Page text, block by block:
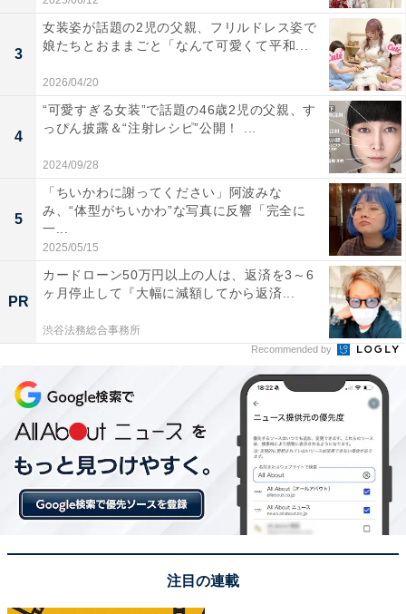
3
女装姿が話題の2児の父親、フリルドレス姿で
娘たちとおままごと「なんて可愛くて平和...
2026/04/20
4
“可愛すぎる女装”で話題の46歳2児の父親、す
っぴん披露＆“注射レシピ”公開！ ...
2024/09/28
5
「ちいかわに謝ってください」阿波みな
み、“体型がちいかわ”な写真に反響「完全に
一...
2025/05/15
PR
カードローン50万円以上の人は、返済を3～6
ヶ月停止して『大幅に減額してから返済...
渋谷法務総合事務所
Recommended by
注目の連載